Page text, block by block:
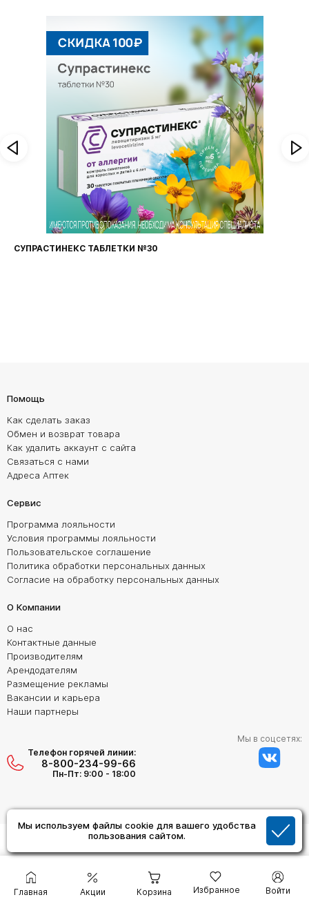
Мы используем файлы cookie для вашего удобства
пользования сайтом.
Главная Акции Корзина Избранное Войти
СУПРАСТИНЕКС ТАБЛЕТКИ №30
Помощь
Как сделать заказ
Обмен и возврат товара
Как удалить аккаунт с сайта
Связаться с нами
Адреса Аптек
Сервис
Программа лояльности
Условия программы лояльности
Пользовательское соглашение
Политика обработки персональных данных
Согласие на обработку персональных данных
О Компании
О нас
Контактные данные
Производителям
Арендодателям
Размещение рекламы
Вакансии и карьера
Наши партнеры
Телефон горячей линии:
8-800-234-99-66
Пн-Пт: 9:00 - 18:00
Мы в соцсетях: